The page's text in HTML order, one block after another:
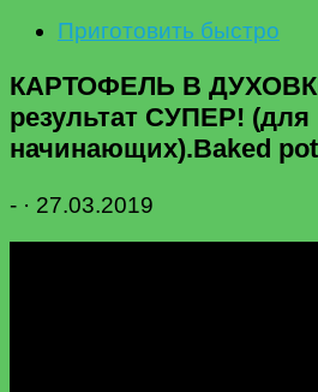
Приготовить быстро
КАРТОФЕЛЬ В
результат СУПЕР! (для
начинающих).Baked
- · 27.03.2019